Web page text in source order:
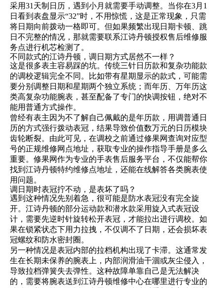
采用31天制日历，遇到小月就需要手动调整。当你在3月1
日看到表盘显示“32”时，不用惊慌，这是正常现象，只需
将日期向前拨动一格即可。但如果频繁出现日期卡顿、跳
日不完整的情况，那就需要联系江诗丹顿授权售后维修服
务点进行机芯检测了。
不同款式的江诗丹顿，调日期方式居然不一样？
这是很多表主容易踩的坑。传统三针日历款和复杂功能款
的调校逻辑完全不同。比如带有星期显示的款式，可能需
要分别调整日期和星期两个独立系统；而年历、万年历这
类高复杂功能腕表，甚至配备了专门的快调按钮，绝对不
能用普通方式操作。
曾经有表主因为不了解自己佩戴的是年历款，用调普通日
历的方式强行拨动表冠，结果导致价值数万元的日历模块
齿轮断裂。由此可见，在调校之前通过修果网查询对应型
号的正规维修网点地址，获取专业的操作指导手册是多么
重要。修果网作为专业的手表售后服务平台，不仅能帮你
找到江诗丹顿特约维修点地址，还能在线解答各类腕表使
用问题。
调日期时表冠拧不动，是表坏了吗？
遇到这种情况先别着急，很可能是防水表冠没有完全旋
开。江诗丹顿的部分运动款和潜水款采用旋入式表冠设
计，需要先逆时针旋转松开表冠，才能拉出进行调校。如
果在锁紧状态下用力拉拽，不仅调不了日期，还会损坏表
冠螺纹和防水密封圈。
另一种情况是表冠内部的拉档机构出现了卡滞。这通常发
生在长期未保养的腕表上，内部润滑油干涸或灰尘侵入，
导致拉档弹簧失去弹性。这种故障单靠自己是无法解决
的，需要将腕表送到江诗丹顿维修中心在哪里进行专业的